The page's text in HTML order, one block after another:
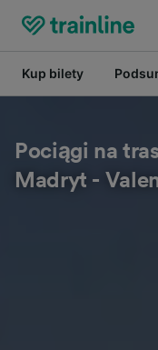
Kup bilety
Pociągi na
Madryt -